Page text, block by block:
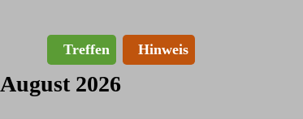
Treffen Hinweis
August 2026